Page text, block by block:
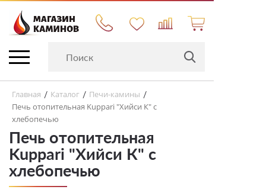
Главная / Каталог / Печи-камины /
Печь отопительная Kuppari "Хийси К" с
хлебопечью
Печь отопительная
Kuppari "Хийси К" с
хлебопечью